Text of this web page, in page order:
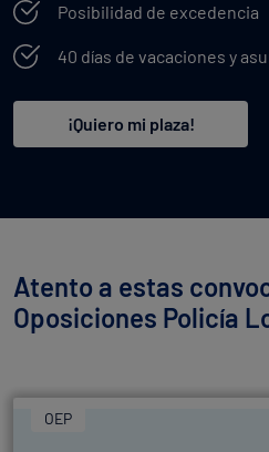
Posibilidad de excedencia
40 días de vacaciones y
¡Quiero mi plaza!
Atento a estas
Oposiciones Policía
OEP